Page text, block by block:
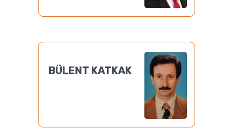
BÜLENT KATKAK